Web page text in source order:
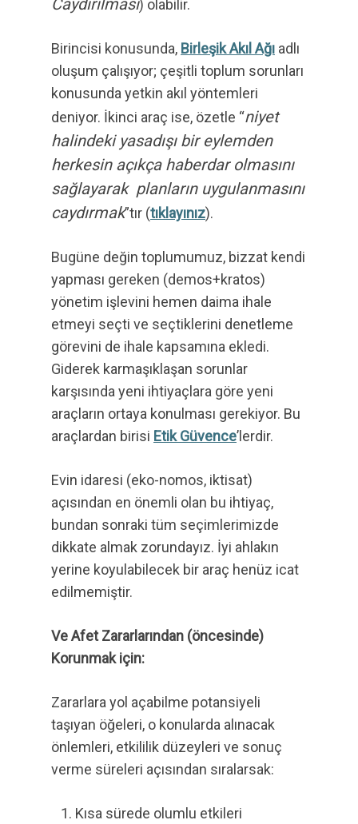
Caydırılması) olabilir.
Birincisi konusunda, Birleşik Akıl Ağı adlı
oluşum çalışıyor; çeşitli toplum sorunları
konusunda yetkin akıl yöntemleri
deniyor. İkinci araç ise, özetle “niyet
halindeki yasadışı bir eylemden
herkesin açıkça haberdar olmasını
sağlayarak planların uygulanmasını
caydırmak”tır (tıklayınız).
Bugüne değin toplumumuz, bizzat kendi
yapması gereken (demos+kratos)
yönetim işlevini hemen daima ihale
etmeyi seçti ve seçtiklerini denetleme
görevini de ihale kapsamına ekledi.
Giderek karmaşıklaşan sorunlar
karşısında yeni ihtiyaçlara göre yeni
araçların ortaya konulması gerekiyor. Bu
araçlardan birisi Etik Güvence’lerdir.
Evin idaresi (eko-nomos, iktisat)
açısından en önemli olan bu ihtiyaç,
bundan sonraki tüm seçimlerimizde
dikkate almak zorundayız. İyi ahlakın
yerine koyulabilecek bir araç henüz icat
edilmemiştir.
Ve Afet Zararlarından (öncesinde)
Korunmak için:
Zararlara yol açabilme potansiyeli
taşıyan öğeleri, o konularda alınacak
önlemleri, etkililik düzeyleri ve sonuç
verme süreleri açısından sıralarsak:
Kısa sürede olumlu etkileri